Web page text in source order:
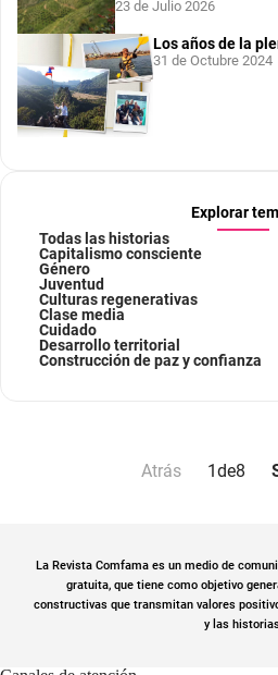
23 de Julio 2026
Los años de la
31 de Octubre 2024
Explorar
Todas las historias
Capitalismo consciente
Género
Juventud
Culturas regenerativas
Clase media
Cuidado
Desarrollo territorial
Construcción de paz y confianza
Atrás 1de8
La Revista Comfama es un medio de
gratuita, que tiene como objetivo
constructivas que transmitan valores
y las